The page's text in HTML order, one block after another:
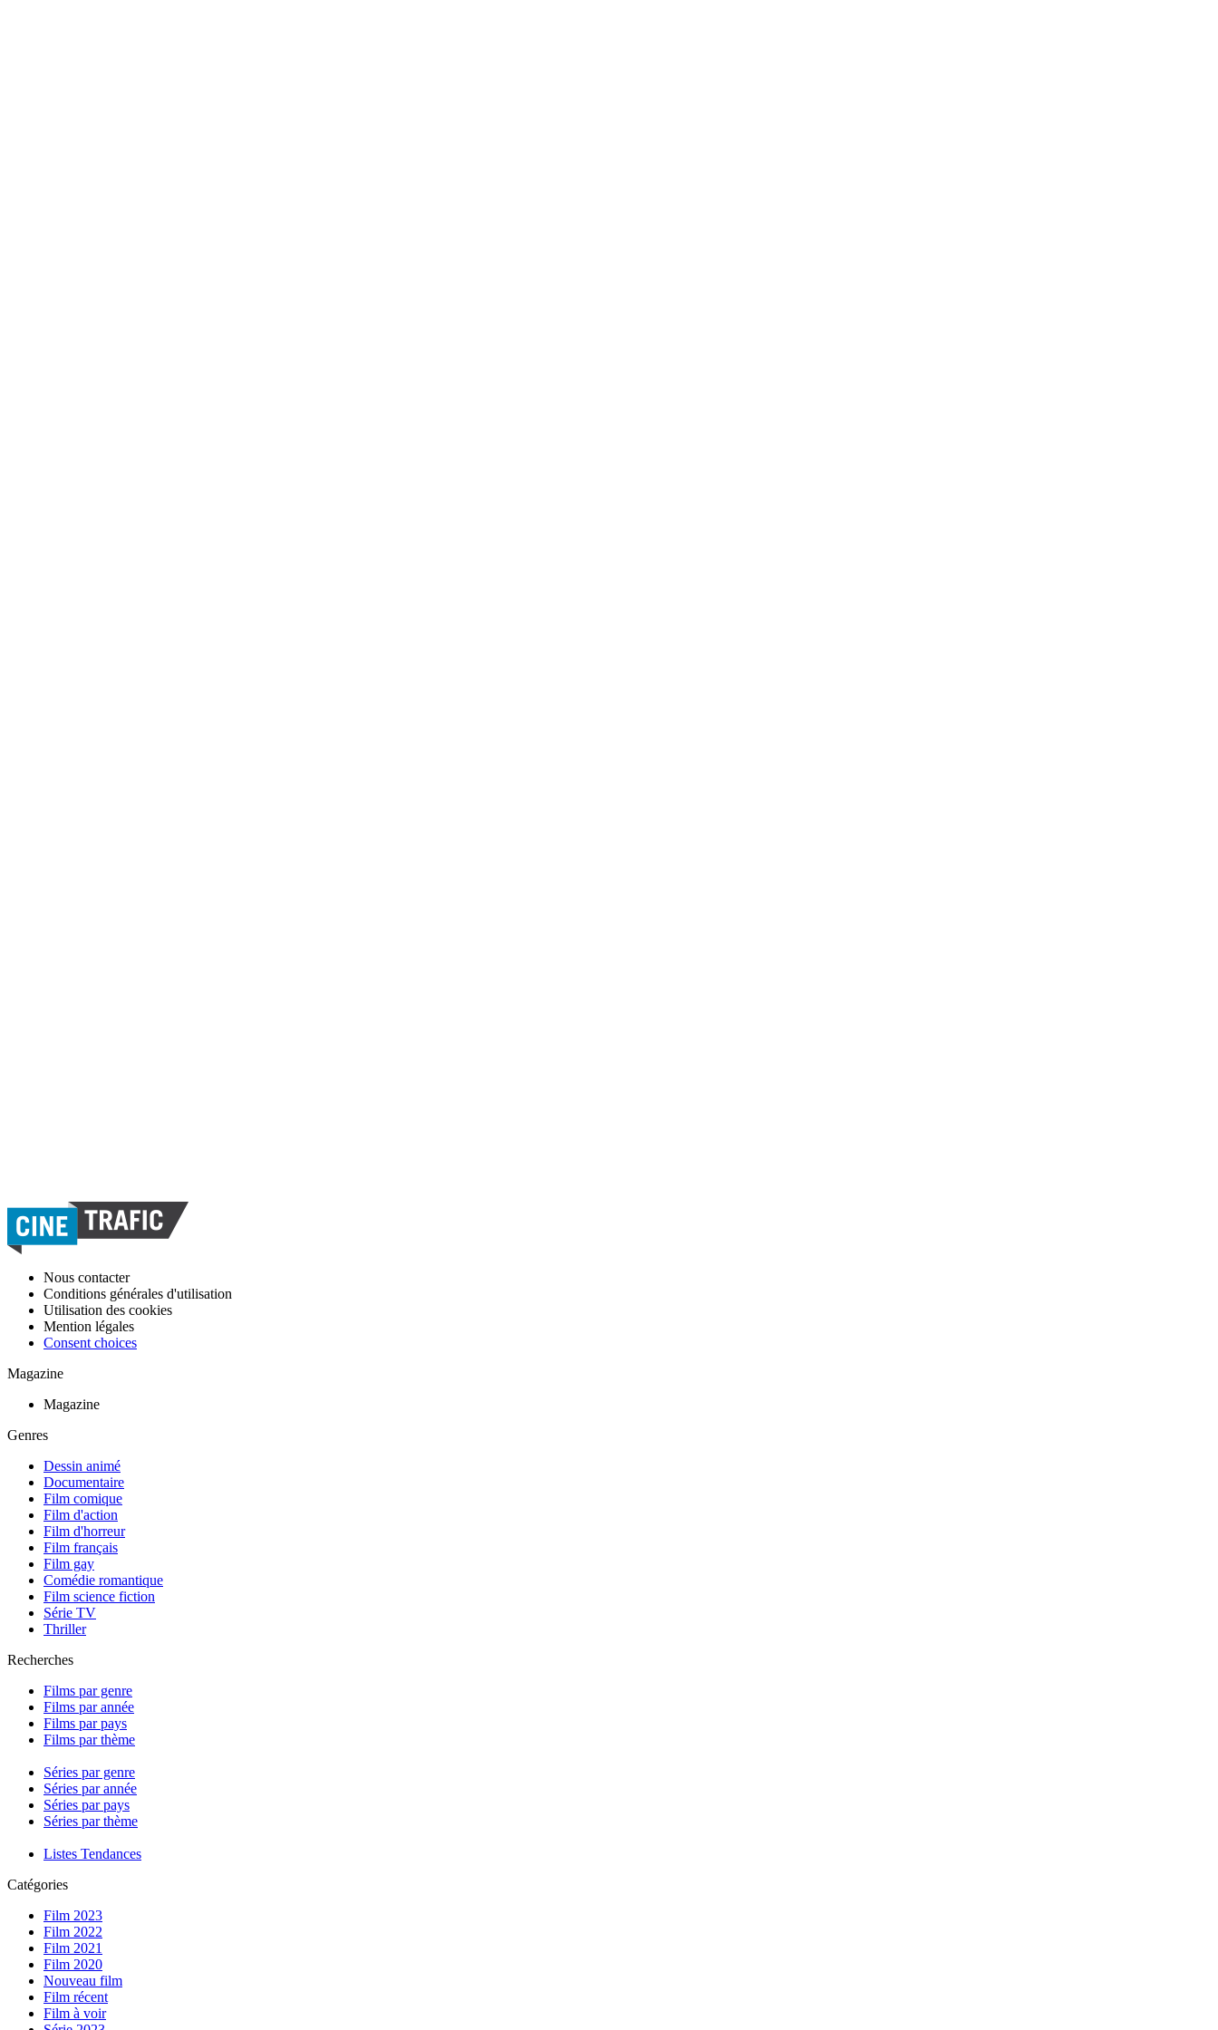
Nous contacter
Conditions générales d'utilisation
Utilisation des cookies
Mention légales
Consent choices
Magazine
Magazine
Genres
Dessin animé
Documentaire
Film comique
Film d'action
Film d'horreur
Film français
Film gay
Comédie romantique
Film science fiction
Série TV
Thriller
Recherches
Films par genre
Films par année
Films par pays
Films par thème
Séries par genre
Séries par année
Séries par pays
Séries par thème
Listes Tendances
Catégories
Film 2023
Film 2022
Film 2021
Film 2020
Nouveau film
Film récent
Film à voir